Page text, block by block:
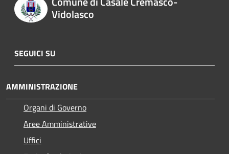
Vidolasco
SEGUICI SU
AMMINISTRAZIONE
Organi di Governo
Aree Amministrative
Uffici